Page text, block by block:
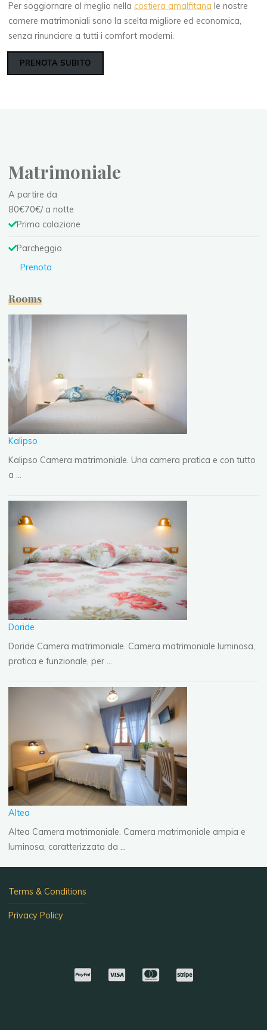
Per soggiornare al meglio nellacostiera amalfitana le nostre
camere matrimoniali sono la scelta migliore ed economica,
senza rinunciare a tutti i comfort moderni.
PRENOTA SUBITO
Matrimoniale
A partire da
80€70€/ a notte
Prima colazione
Parcheggio
Prenota
Rooms
Kalipso
Kalipso Camera matrimoniale. Una camera pratica e con tutto
a …
Doride
Doride Camera matrimoniale. Camera matrimoniale luminosa,
pratica e funzionale, per …
Altea
Altea Camera matrimoniale. Camera matrimoniale ampia e
luminosa, caratterizzata da …
Terms & Conditions
Privacy Policy